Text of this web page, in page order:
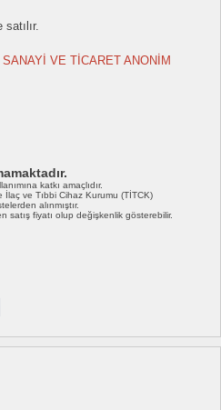
VE TİCARET ANONİM
katkı amaçlıdır.
İlaç ve Tıbbi Cihaz Kurumu (TİTCK)
alınmıştır.
satış fiyatı olup değişkenlik gösterebilir.